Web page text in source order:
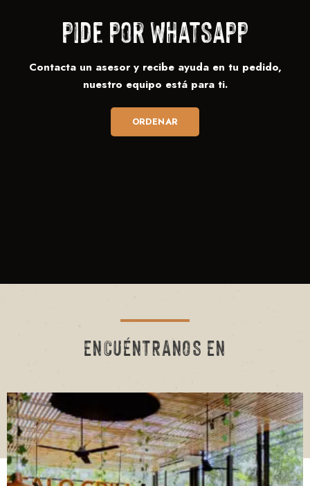
pide por whatsapp
Contacta un asesor y recibe ayuda en tu pedido,
nuestro equipo está para ti.
ORDENAR
ENCUÉNTRANOS EN